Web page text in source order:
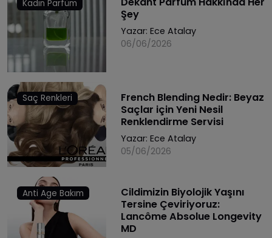
Kadın Parfüm
Şey
Yazar: Ece Atalay
06/06/2026
Saç Renkleri
French Blending Nedir: Beyaz
Saçlar için Yeni Nesil
Renklendirme Servisi
Yazar: Ece Atalay
05/06/2026
Anti Age Bakım
Cildimizin Biyolojik Yaşını
Tersine Çeviriyoruz:
Lancôme Absolue Longevity
MD